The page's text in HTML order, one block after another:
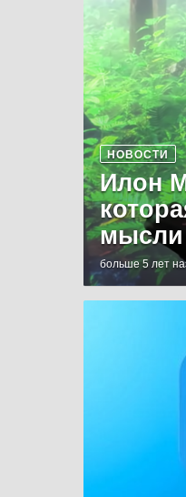
НОВОСТИ
Илон
мысли
больше 5 лет